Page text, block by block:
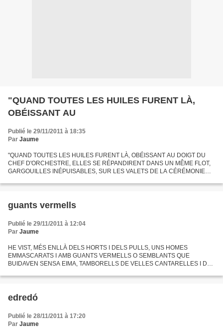
"QUAND TOUTES LES HUILES FURENT LÀ,
OBÉISSANT AU
Publié le 29/11/2011 à 18:35
Par Jaume
"QUAND TOUTES LES HUILES FURENT LÀ, OBÉISSANT AU DOIGT DU
CHEF D'ORCHESTRE, ELLES SE RÉPANDIRENT DANS UN MÊME FLOT,
GARGOUILLES INÉPUISABLES, SUR LES VALETS DE LA CÉRÉMONIE
COMMENTAIRE D'UNE PUB. DANS...
guants vermells
Publié le 29/11/2011 à 12:04
Par Jaume
HE VIST, MÉS ENLLÀ DELS HORTS I DELS PULLS, UNS HOMES
EMMASCARATS I AMB GUANTS VERMELLS O SEMBLANTS QUE
BUIDAVEN SENSA EIMA, TAMBORELLS DE VELLES CANTARELLES I DE
S'AIXECÀ! QUIN FUMARAS! NI DÉU S'HO...
edredó
Publié le 28/11/2011 à 17:20
Par Jaume